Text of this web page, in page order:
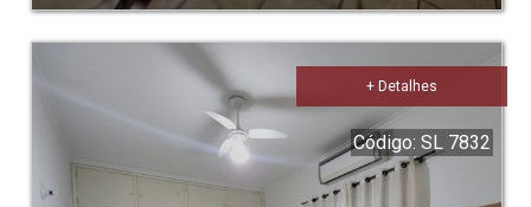
+ Detalhes
Código: SL 7832